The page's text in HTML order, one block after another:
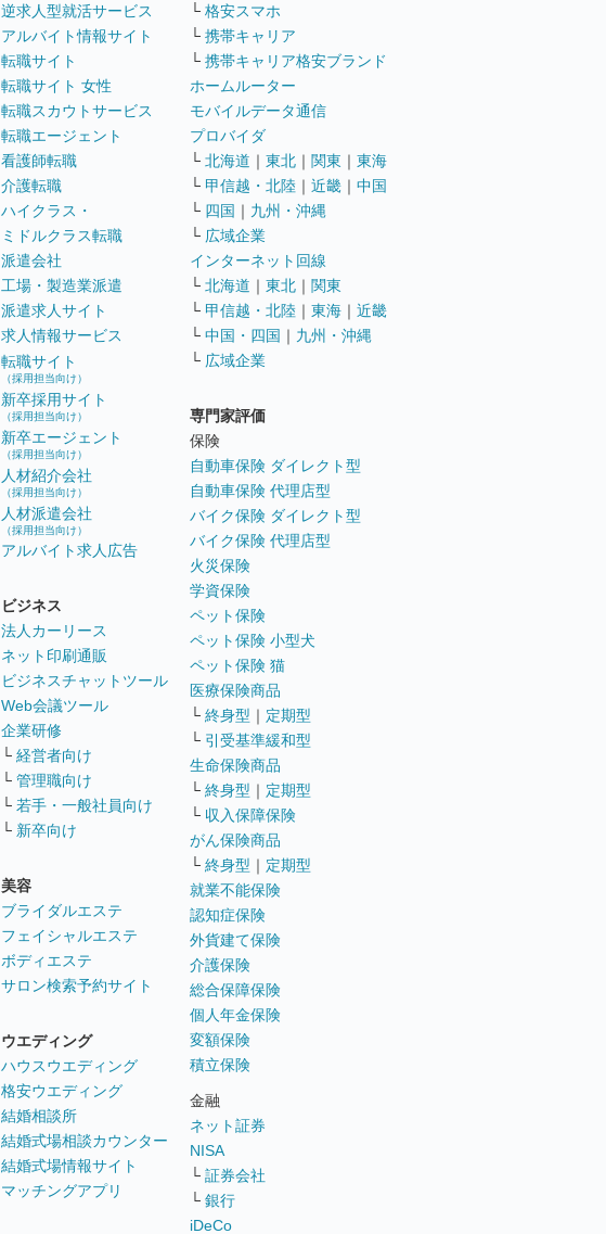
逆求人型就活サービス
アルバイト情報サイト
転職サイト
転職サイト 女性
転職スカウトサービス
転職エージェント
看護師転職
介護転職
ハイクラス・
ミドルクラス転職
派遣会社
工場・製造業派遣
派遣求人サイト
求人情報サービス
転職サイト
（採用担当向け）
新卒採用サイト
（採用担当向け）
新卒エージェント
（採用担当向け）
人材紹介会社
（採用担当向け）
人材派遣会社
（採用担当向け）
アルバイト求人広告
ビジネス
法人カーリース
ネット印刷通販
ビジネスチャットツール
Web会議ツール
企業研修
└ 経営者向け
└ 管理職向け
└ 若手・一般社員向け
└ 新卒向け
美容
ブライダルエステ
フェイシャルエステ
ボディエステ
サロン検索予約サイト
ウエディング
ハウスウエディング
格安ウエディング
結婚相談所
結婚式場相談カウンター
結婚式場情報サイト
マッチングアプリ
└ 格安スマホ
└ 携帯キャリア
└ 携帯キャリア格安ブランド
ホームルーター
モバイルデータ通信
プロバイダ
└ 北海道 ｜ 東北 ｜ 関東 ｜ 東海
└ 甲信越・北陸 ｜ 近畿 ｜ 中国
└ 四国 ｜ 九州・沖縄
└ 広域企業
インターネット回線
└ 北海道 ｜ 東北 ｜ 関東
└ 甲信越・北陸 ｜ 東海 ｜ 近畿
└ 中国・四国 ｜ 九州・沖縄
└ 広域企業
専門家評価
保険
自動車保険 ダイレクト型
自動車保険 代理店型
バイク保険 ダイレクト型
バイク保険 代理店型
火災保険
学資保険
ペット保険
ペット保険 小型犬
ペット保険 猫
医療保険商品
└ 終身型 ｜ 定期型
└ 引受基準緩和型
生命保険商品
└ 終身型 ｜ 定期型
└ 収入保障保険
がん保険商品
└ 終身型 ｜ 定期型
就業不能保険
認知症保険
外貨建て保険
介護保険
総合保障保険
個人年金保険
変額保険
積立保険
金融
ネット証券
NISA
└ 証券会社
└ 銀行
iDeCo